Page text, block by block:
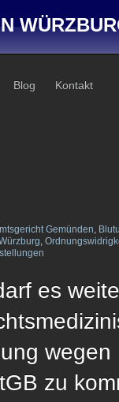
Blog Kontakt
Gemünden,
,
es
wegen
zu